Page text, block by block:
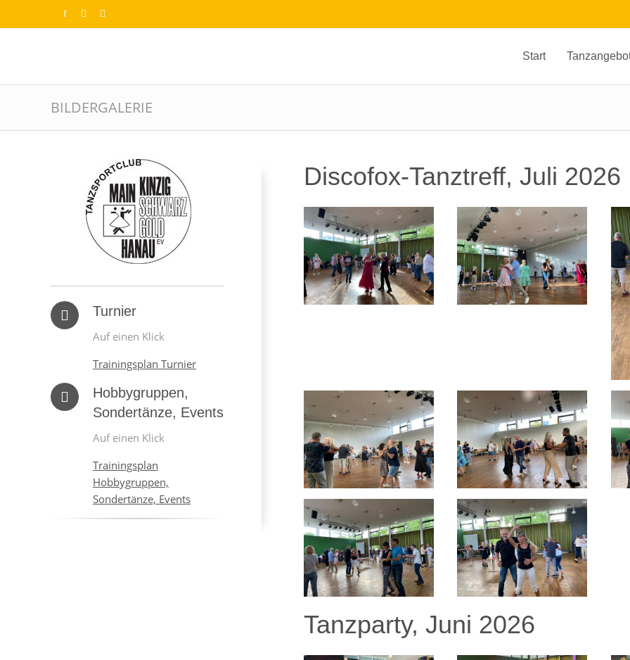
Start
BILDERGALERIE
Turnier
Auf einen Klick
Trainingsplan Turnier
Hobbygruppen,
Sondertänze, Events
Auf einen Klick
Trainingsplan
Hobbygruppen,
Sondertänze, Events
Discofox-Tanztreff, Juli 2026
Tanzparty, Juni 2026